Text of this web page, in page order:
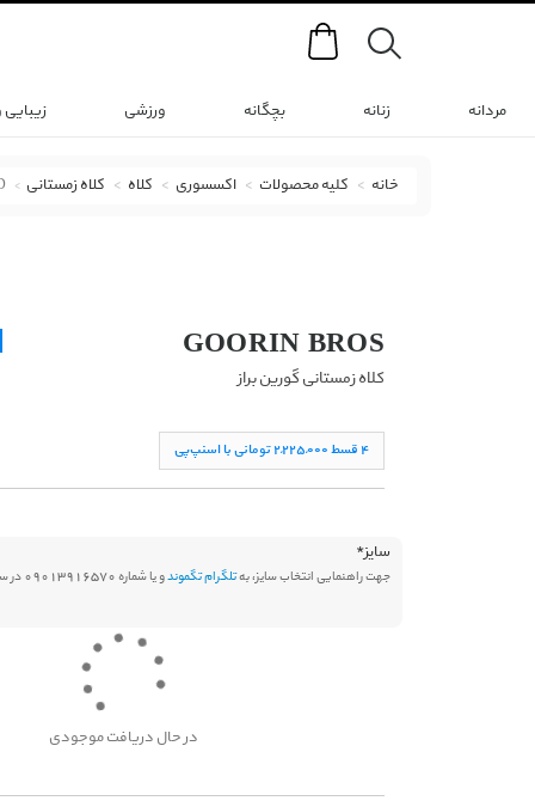
Search
مردانه زنانه بچگانه ورزشی
خانه کلیه محصولات اکسسوری کلاه کلاه زمستانی
GOORIN BROS
کلاه زمستانی گورین براز
۴ قسط ۲,۲۲۵,۰۰۰ تومانی با اسنپ‌پی
سایز*
جهت راهنمایی انتخاب سایز، بهتلگرام تگموندو یا شماره 09013916570 در سامانه بله پیام دهید.
در حال دریافت موجودی